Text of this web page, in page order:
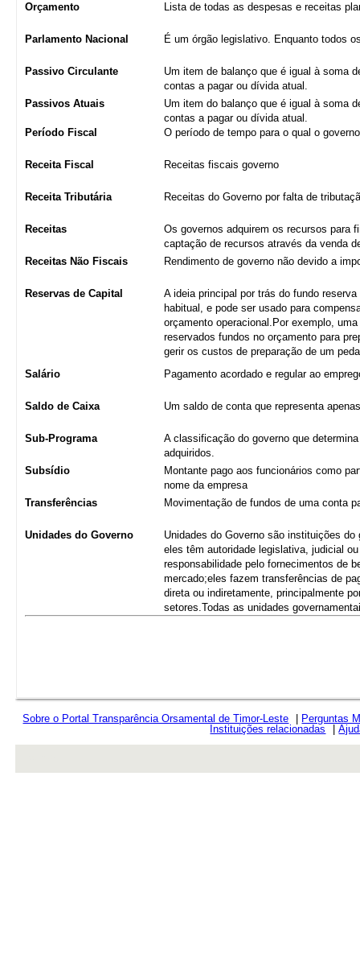
Orçamento Lista de todas as despesas e receitas
Parlamento Nacional É um órgão legislativo. Enquanto todos
Passivo Circulante
Um item de balanço que é igual à soma
contas a pagar ou dívida atual.
Passivos Atuais
Um item do balanço que é igual à soma
contas a pagar ou dívida atual.
Período Fiscal
O período de tempo para o qual o
Receita Fiscal Receitas fiscais governo
Receita Tributária Receitas do Governo por falta de
Receitas
Os governos adquirem os recursos para
captação de recursos através da venda
Receitas Não Fiscais
Rendimento de governo não devido a
Reservas de Capital
A ideia principal por trás do fundo
habitual, e pode ser usado para
orçamento operacional.Por exemplo,
reservados fundos no orçamento para
gerir os custos de preparação de um
Salário
Pagamento acordado e regular ao
Saldo de Caixa Um saldo de conta que representa
Sub-Programa
A classificação do governo que
adquiridos.
Subsídio
Montante pago aos funcionários como
nome da empresa
Transferências
Movimentação de fundos de uma conta
Unidades do Governo
Unidades do Governo são instituições
eles têm autoridade legislativa, judicial
responsabilidade pelo fornecimentos de
mercado;eles fazem transferências de
direta ou indiretamente, principalmente
setores.Todas as unidades
Sobre o Portal Transparência Orsamental de Timor-Leste
Perguntas
Instituições relacionadas
|